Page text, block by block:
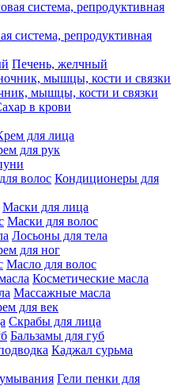
система, репродуктивная
Печень, желчный
мышцы, кости и связки
в крови
для лица
для рук
Кондиционеры для
Маски для лица
Маски для волос
Лосьоны для тела
для ног
Масло для волос
Косметические масла
Массажные масла
для век
Скрабы для лица
Бальзамы для губ
Каджал сурьма
Гели пенки для